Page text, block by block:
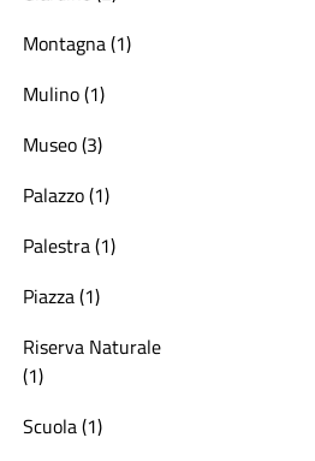
Montagna (1)
Mulino (1)
Museo (3)
Palazzo (1)
Palestra (1)
Piazza (1)
Riserva Naturale
(1)
Scuola (1)